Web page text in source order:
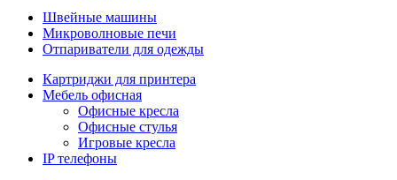
Швейные машины
Микроволновые печи
Отпариватели для одежды
Картриджи для принтера
Мебель офисная
Офисные кресла
Офисные стулья
Игровые кресла
IP телефоны